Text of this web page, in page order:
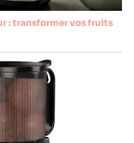
: transformer vos fruits